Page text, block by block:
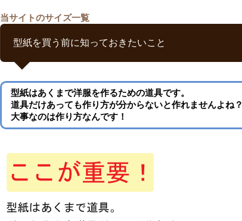
当サイトのサイズ一覧
型紙を買う前に知っておきたいこと
型紙はあくまで洋服を作るための道具です。
道具だけあっても作り方が分からないと作れませんよね？
大事なのは作り方なんです！